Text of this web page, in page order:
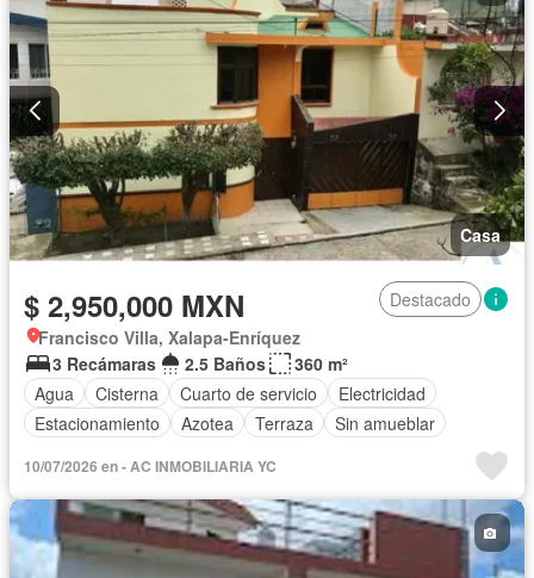
Casa
$ 2,950,000 MXN
Destacado
Francisco Villa, Xalapa-Enríquez
3 Recámaras
2.5 Baños
360 m²
Agua
Cisterna Cuarto de servicio
Electricidad
Estacionamiento
Azotea Terraza Sin amueblar
10/07/2026 en - AC INMOBILIARIA YC